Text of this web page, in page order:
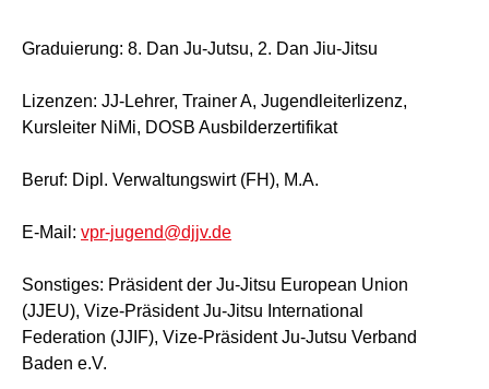
Graduierung: 8. Dan Ju-Jutsu, 2. Dan Jiu-Jitsu
Lizenzen: JJ-Lehrer, Trainer A, Jugendleiterlizenz,
Kursleiter NiMi, DOSB Ausbilderzertifikat
Beruf: Dipl. Verwaltungswirt (FH), M.A.
E-Mail: vpr-jugend@djjv.de
Sonstiges: Präsident der Ju-Jitsu European Union
(JJEU), Vize-Präsident Ju-Jitsu International
Federation (JJIF), Vize-Präsident Ju-Jutsu Verband
Baden e.V.